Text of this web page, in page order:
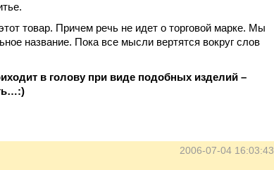
товар. Причем речь не идет о торговой марке. Мы
название. Пока все мысли вертятся вокруг слов
в голову при виде подобных изделий –
2006-07-04 16:03:43